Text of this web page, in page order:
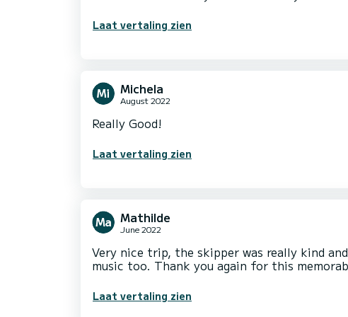
Laat vertaling zien
Michela
August 2022
Really Good!
Laat vertaling zien
Mathilde
June 2022
Very nice trip, the skipper was really kind
music too. Thank you again for this
Laat vertaling zien